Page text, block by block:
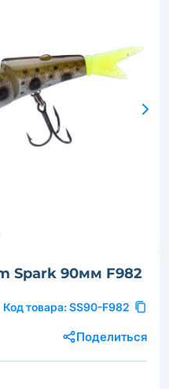
Spark 90мм F982
Код товара: SS90-F982
Поделиться